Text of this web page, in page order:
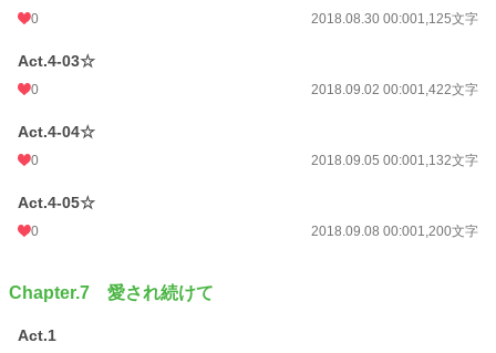
0 2018.08.30 00:001,125文字
Act.4-03☆
0 2018.09.02 00:001,422文字
Act.4-04☆
0 2018.09.05 00:001,132文字
Act.4-05☆
0 2018.09.08 00:001,200文字
Chapter.7 愛され続けて
Act.1